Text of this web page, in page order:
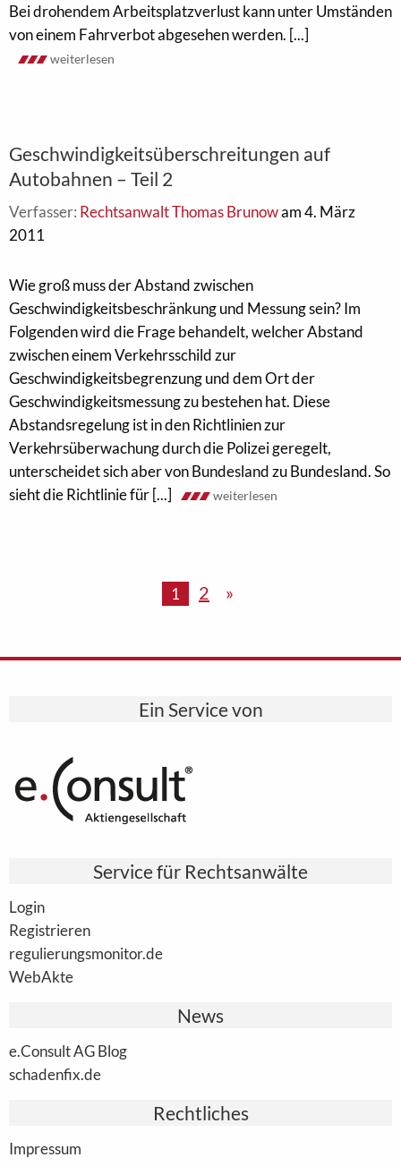
Bei drohendem Arbeitsplatzverlust kann unter Umständen
von einem Fahrverbot abgesehen werden. [...]
weiterlesen
Geschwindigkeitsüberschreitungen auf
Autobahnen – Teil 2
Verfasser: Rechtsanwalt Thomas Brunowam 4. März
2011
Wie groß muss der Abstand zwischen
Geschwindigkeitsbeschränkung und Messung sein? Im
Folgenden wird die Frage behandelt, welcher Abstand
zwischen einem Verkehrsschild zur
Geschwindigkeitsbegrenzung und dem Ort der
Geschwindigkeitsmessung zu bestehen hat. Diese
Abstandsregelung ist in den Richtlinien zur
Verkehrsüberwachung durch die Polizei geregelt,
unterscheidet sich aber von Bundesland zu Bundesland. So
sieht die Richtlinie für [...]
weiterlesen
1 2 »
Ein Service von
Service für Rechtsanwälte
Login
Registrieren
regulierungsmonitor.de
WebAkte
News
e.Consult AG Blog
schadenfix.de
Rechtliches
Impressum